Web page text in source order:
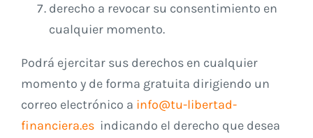
derecho a revocar su consentimiento en
cualquier momento.
Podrá ejercitar sus derechos en cualquier
momento y de forma gratuita dirigiendo un
correo electrónico a info@tu-libertad-
financiera.es indicando el derecho que desea